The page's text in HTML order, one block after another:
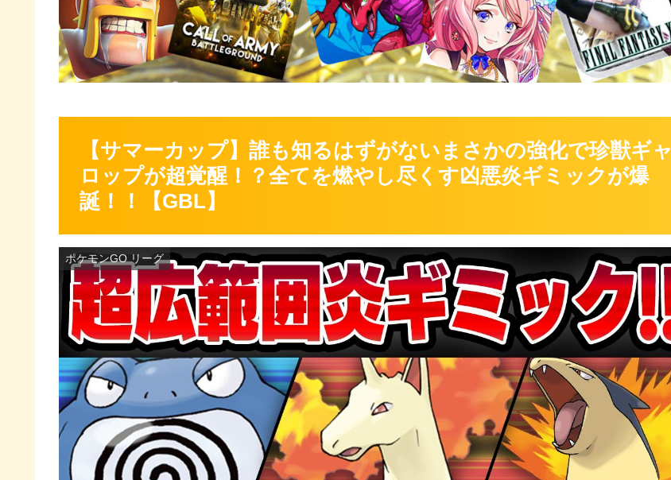
【サマーカップ】誰も知るはずがないまさかの強化で珍獣ギャ
ロップが超覚醒！？全てを燃やし尽くす凶悪炎ギミックが爆
誕！！【GBL】
ポケモンGO リーグ